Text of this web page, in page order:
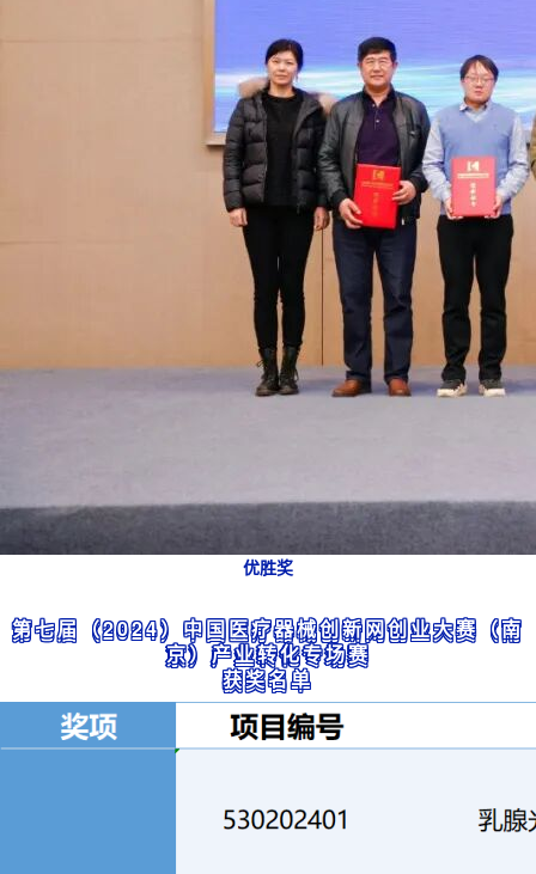
优胜奖
第七届（2024）中国医疗器械创新网创业大赛（南
京）产业转化专场赛
获奖名单